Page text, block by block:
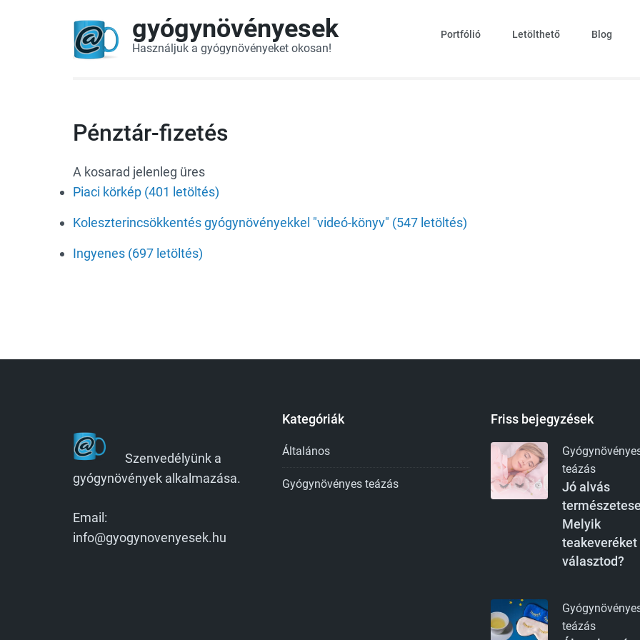
gyógynövényesek
Használjuk a gyógynövényeket okosan!
Portfólió Letölthető Blog
Pénztár-fizetés
A kosarad jelenleg üres
Piaci körkép (401 letöltés)
Koleszterincsökkentés gyógynövényekkel "videó-könyv" (547 letöltés)
Ingyenes (697 letöltés)
Szenvedélyünk a
gyógynövények alkalmazása.
Email:
info@gyogynovenyesek.hu
Kategóriák
Általános
Gyógynövényes teázás
Friss bejegyzések
teázás
Jó alvás
Melyik
teakeveréket
választod?
teázás